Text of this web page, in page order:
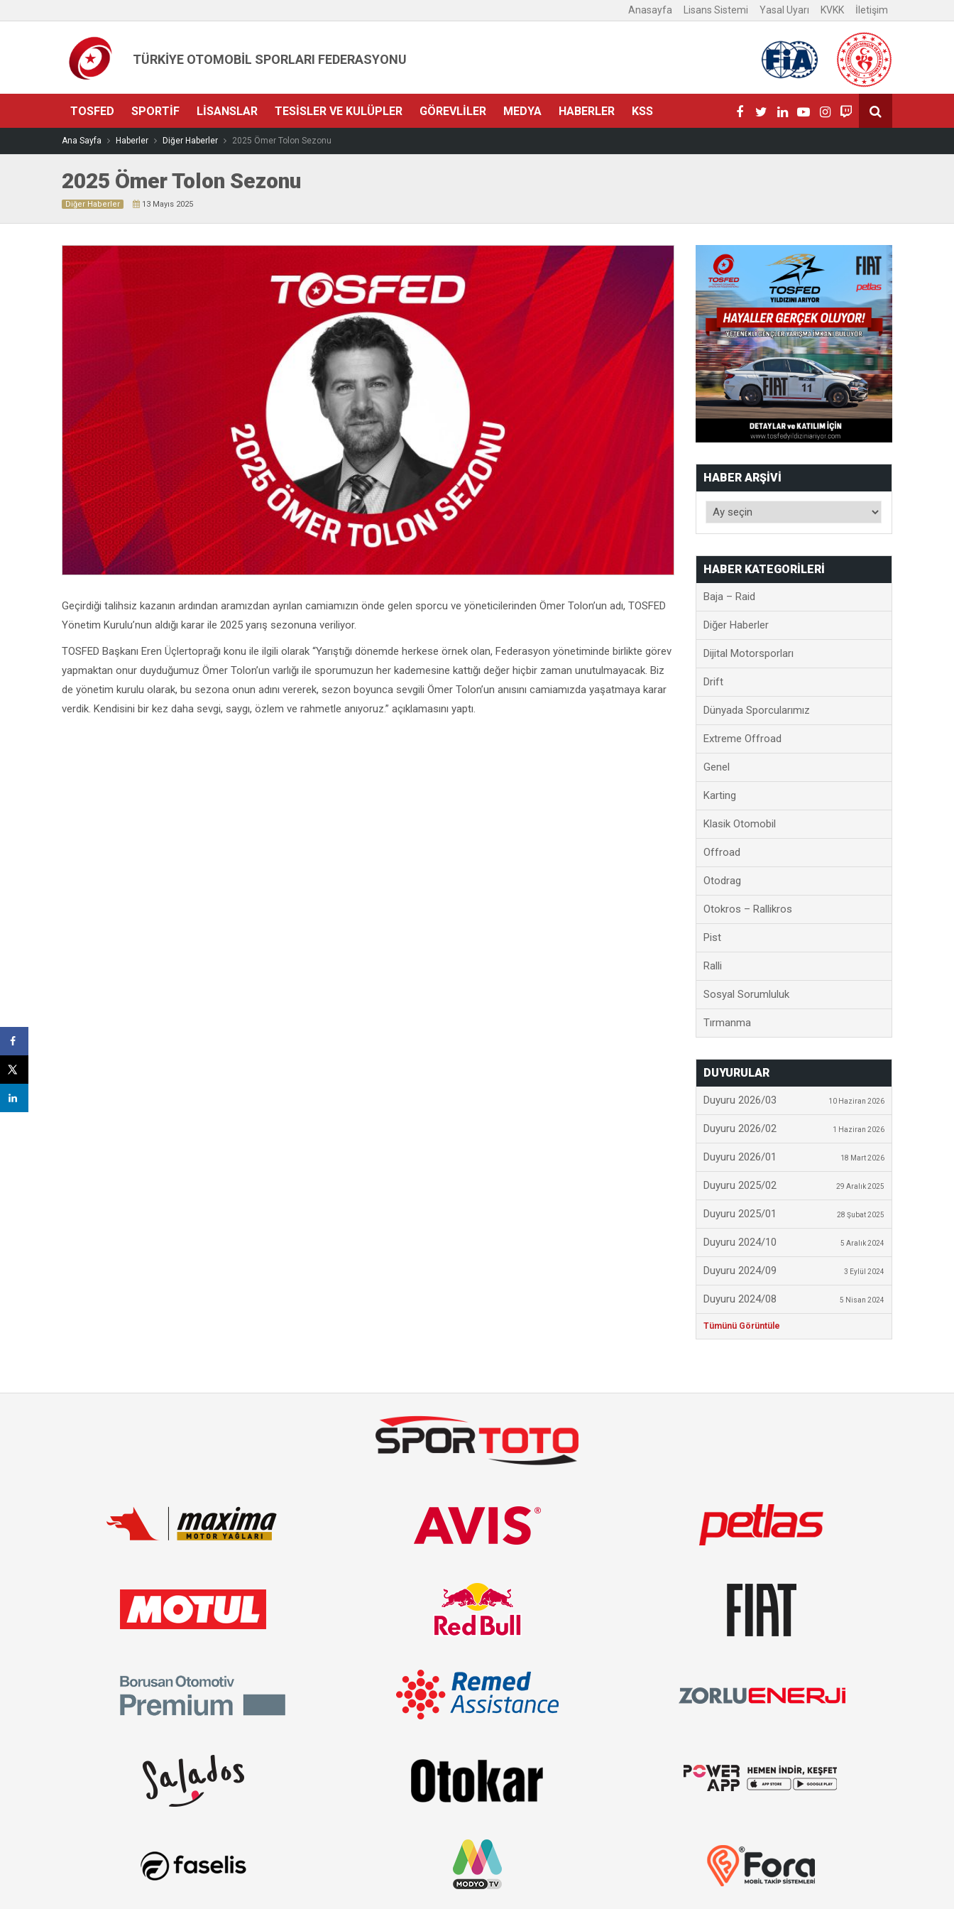
Anasayfa Lisans Sistemi Yasal Uyarı KVKK İletişim
TÜRKİYE OTOMOBİL SPORLARI FEDERASYONU
TOSFED SPORTIF LISANSLAR TESISLER VE KULÜPLER GÖREVLILER MEDYA HABERLER KSS
Ana Sayfa Haberler Diğer Haberler 2025 Ömer Tolon Sezonu
2025 Ömer Tolon Sezonu
Diğer Haberler 13 Mayıs 2025
Geçirdiği talihsiz kazanın ardından aramızdan ayrılan camiamızın önde gelen sporcu ve yöneticilerinden Ömer Tolon’un adı, TOSFED
Yönetim Kurulu’nun aldığı karar ile 2025 yarış sezonuna veriliyor.
TOSFED Başkanı Eren Üçlertoprağı konu ile ilgili olarak “Yarıştığı dönemde herkese örnek olan, Federasyon yönetiminde birlikte görev
yapmaktan onur duyduğumuz Ömer Tolon’un varlığı ile sporumuzun her kademesine kattığı değer hiçbir zaman unutulmayacak. Biz
de yönetim kurulu olarak, bu sezona onun adını vererek, sezon boyunca sevgili Ömer Tolon’un anısını camiamızda yaşatmaya karar
verdik. Kendisini bir kez daha sevgi, saygı, özlem ve rahmetle anıyoruz.” açıklamasını yaptı.
HABER ARŞIVI
HABER KATEGORILERI
Baja – Raid
Diğer Haberler
Dijital Motorsporları
Drift
Dünyada Sporcularımız
Extreme Offroad
Genel
Karting
Klasik Otomobil
Offroad
Otodrag
Otokros – Rallikros
Pist
Ralli
Sosyal Sorumluluk
Tırmanma
DUYURULAR
Duyuru 2026/03 10 Haziran 2026
Duyuru 2026/02 1 Haziran 2026
Duyuru 2026/01 18 Mart 2026
Duyuru 2025/02 29 Aralık 2025
Duyuru 2025/01 28 Şubat 2025
Duyuru 2024/10 5 Aralık 2024
Duyuru 2024/09 3 Eylül 2024
Duyuru 2024/08 5 Nisan 2024
Tümünü Görüntüle